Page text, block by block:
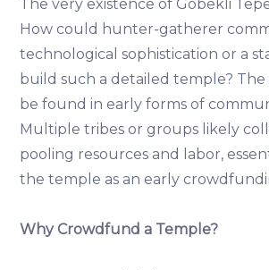
The very existence of Göbekli
How could hunter-gatherer
technological sophistication or a
build such a detailed temple?
be found in early forms of
Multiple tribes or groups likely
pooling resources and labor,
the temple as an early
Why Crowdfund a Temple?